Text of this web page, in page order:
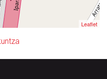
Leaflet